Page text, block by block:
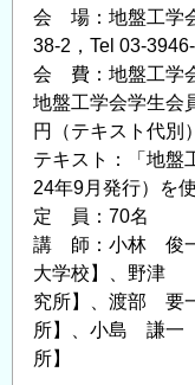
会 場：地盤工学
38-2，Tel 03-3946-
会 費：地盤工学
地盤工学会学生
円（テキスト代別）
テキスト：「地盤
24年9月発行）を
定 員：70名
講 師：小林 俊
大学校】、野津
究所】、渡部 要
所】、小島 謙一
所】